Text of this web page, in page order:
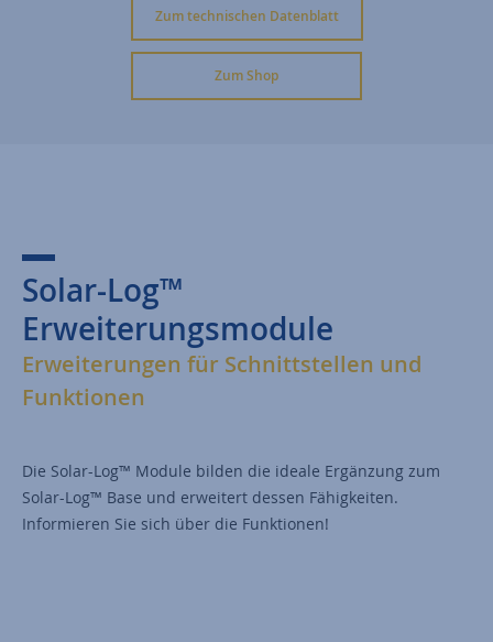
Zum technischen Datenblatt
Zum Shop
Solar-Log™
Erweiterungsmodule
Erweiterungen für Schnittstellen und
Funktionen
Die Solar-Log™ Module bilden die ideale Ergänzung zum
Solar-Log™ Base und erweitert dessen Fähigkeiten.
Informieren Sie sich über die Funktionen!